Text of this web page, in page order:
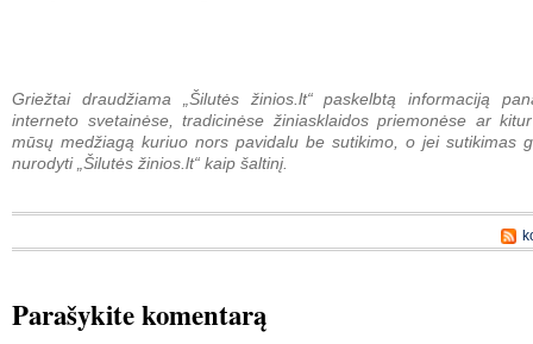
Griežtai draudžiama „Šilutės žinios.lt“ paskelbtą informaciją
interneto svetainėse, tradicinėse žiniasklaidos priemonėse ar
mūsų medžiagą kuriuo nors pavidalu be sutikimo, o jei sutikimas
nurodyti „Šilutės žinios.lt“ kaip šaltinį.
Parašykite komentarą